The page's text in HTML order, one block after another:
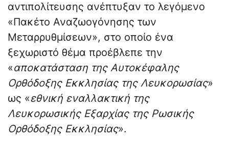
αντιπολίτευσης ανέπτυξαν το λεγόμενο
«Πακέτο Αναζωογόνησης των
Μεταρρυθμίσεων», στο οποίο ένα
ξεχωριστό θέμα προέβλεπε την
«αποκατάσταση της Αυτοκέφαλης
Ορθόδοξης Εκκλησίας της Λευκορωσίας»
ως «εθνική εναλλακτική της
Λευκορωσικής Εξαρχίας της Ρωσικής
Ορθόδοξης Εκκλησίας».